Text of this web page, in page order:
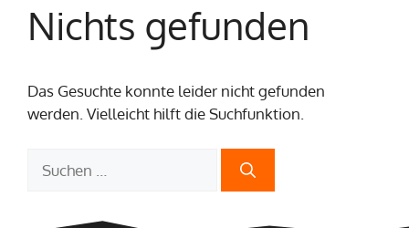
Nichts gefunden
Das Gesuchte konnte leider nicht gefunden
werden. Vielleicht hilft die Suchfunktion.
nach: